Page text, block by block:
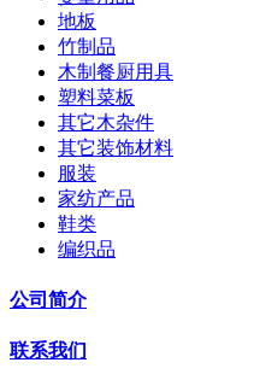
地板
竹制品
木制餐厨用具
塑料菜板
其它木杂件
其它装饰材料
服装
家纺产品
鞋类
编织品
公司简介
联系我们